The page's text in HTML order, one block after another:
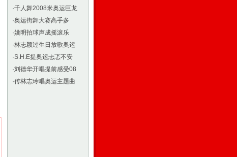
·千人舞2008米奥运巨龙
·奥运街舞大赛高手多
·姚明拍球声成摇滚乐
·林志颖过生日放歌奥运
·S.H.E提奥运忐忑不安
·刘德华开唱提前感受08
·传林志玲唱奥运主题曲